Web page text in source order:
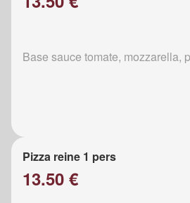
Base sauce tomate, mozzarella,
Pizza reine 1 pers
13.50 €